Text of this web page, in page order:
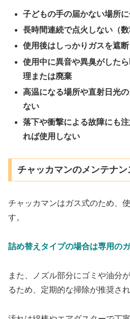
子どもの手の届かない場所
長時間連続で点火しない（数
使用後はしっかりガスを遮
使用中に異音や異臭がした
理または廃棄
高温になる場所や直射日光
ない
落下や衝撃による故障にも
れば使用しない
チャッカマンのメンテナン
チャッカマンはガス式のため、
す。
詰め替えタイプの場合は専用の
また、ノズル部分にゴミや油分
るため、定期的な掃除が推奨され